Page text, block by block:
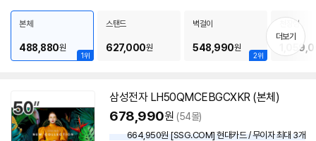
치
기
1위
본체
488,880원
스탠드
627,000원
2위
벽걸이
548,990원
천장형
더보기
삼성전자 LH50QMCEBGCXKR (본체)
678,990원 (54몰)
664,950원 [SSG.COM] 현대카드 / 무이자 최대 3개